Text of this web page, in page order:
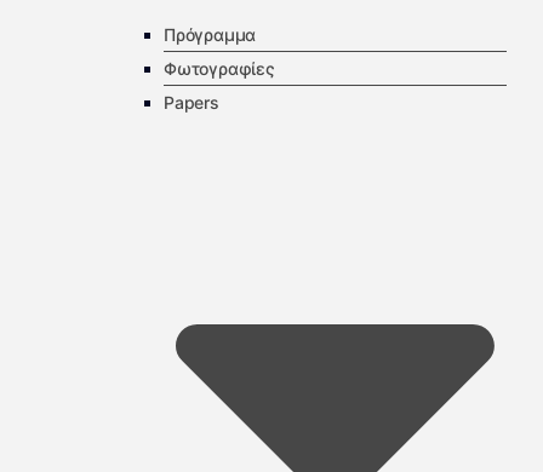
Πρόγραμμα
Φωτογραφίες
Papers